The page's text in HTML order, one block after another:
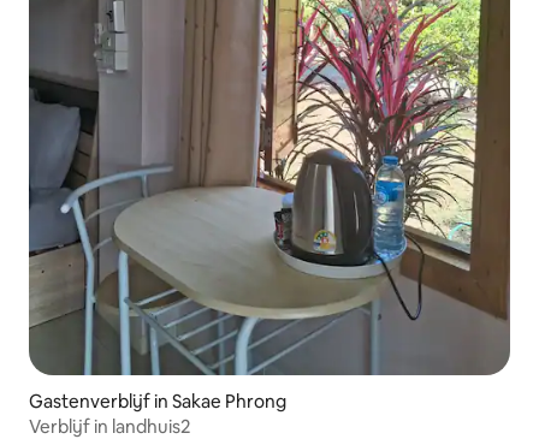
Gastenverblijf in Sakae Phrong
Verblijf in landhuis2